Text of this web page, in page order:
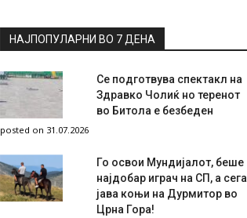
НАЈПОПУЛАРНИ ВО 7 ДЕНА
Се подготвува спектакл на
Здравко Чолиќ но теренот
во Битола е безбеден
posted on 31.07.2026
Го освои Мундијалот, беше
најдобар играч на СП, а сега
јава коњи на Дурмитор во
Црна Гора!